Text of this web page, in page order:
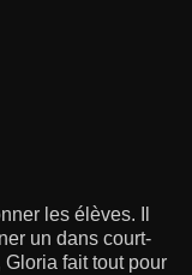
les élèves. Il
un dans court-
fait tout pour